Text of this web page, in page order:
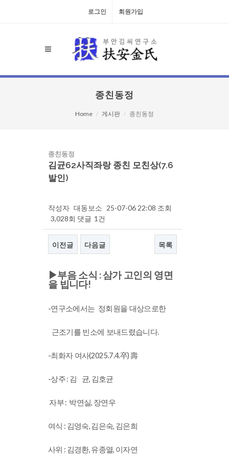
로그인 회원가입
종친동정
Home 게시판 종친동정
종친동정
김균62사직좌랑 종친 모친상(7.6
발인)
작성자 대동보소 25-07-06 22:08 조회
3,028회 댓글 1건
이전글 다음글 목록
본문
▶부음 소식 :삼가 고인의 영면
을 빕니다!
-연구소에서는 정회원을 대상으로한
근조기를 빈소에 보내드렸습니다.
-최화자 여사(2025.7.4.卒)壽
-상주 : 김 균, 김호균
자부 : 박연실, 장연우
여식 : 김영숙, 김은숙, 김은희
사위 : 김경환, 유종열, 이자연